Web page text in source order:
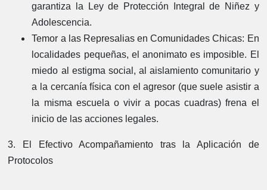
garantiza la Ley de Protección Integral de Niñez y
Adolescencia.
Temor a las Represalias en Comunidades Chicas: En
localidades pequeñas, el anonimato es imposible. El
miedo al estigma social, al aislamiento comunitario y
a la cercanía física con el agresor (que suele asistir a
la misma escuela o vivir a pocas cuadras) frena el
inicio de las acciones legales.
3. El Efectivo Acompañamiento tras la Aplicación de
Protocolos